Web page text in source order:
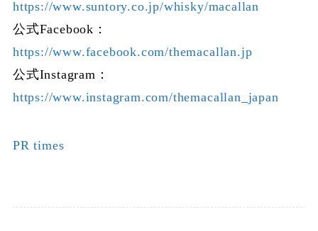
https://www.suntory.co.jp/whisky/macallan
公式Facebook：
https://www.facebook.com/themacallan.jp
公式Instagram：
https://www.instagram.com/themacallan_japan
PR times